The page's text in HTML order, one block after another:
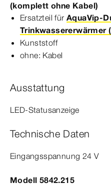
(komplett ohne Kabel)
Ersatzteil für AquaVip-
Trinkwassererwärmer
Kunststoff
ohne: Kabel
Ausstattung
LED-​Statusanzeige
Technische Daten
Eingangsspannung 24 V
Modell 5842.215